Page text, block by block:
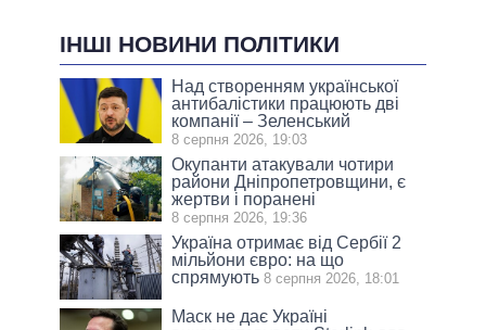
ІНШІ НОВИНИ ПОЛІТИКИ
Над створенням української
антибалістики працюють дві
компанії – Зеленський
8 серпня 2026, 19:03
Окупанти атакували чотири
райони Дніпропетровщини, є
жертви і поранені
8 серпня 2026, 19:36
Україна отримає від Сербії 2
мільйони євро: на що
спрямують 8 серпня 2026, 18:01
Маск не дає Україні